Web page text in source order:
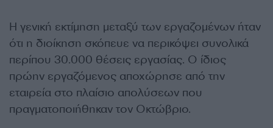
Η γενική εκτίμηση μεταξύ των εργαζομένων ήταν
ότι η διοίκηση σκόπευε να περικόψει συνολικά
περίπου 30.000 θέσεις εργασίας. Ο ίδιος
πρώην εργαζόμενος αποχώρησε από την
εταιρεία στο πλαίσιο απολύσεων που
πραγματοποιήθηκαν τον Οκτώβριο.